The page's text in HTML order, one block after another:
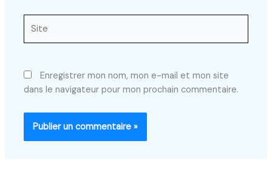
Enregistrer mon nom, mon e-mail et mon site
dans le navigateur pour mon prochain commentaire.